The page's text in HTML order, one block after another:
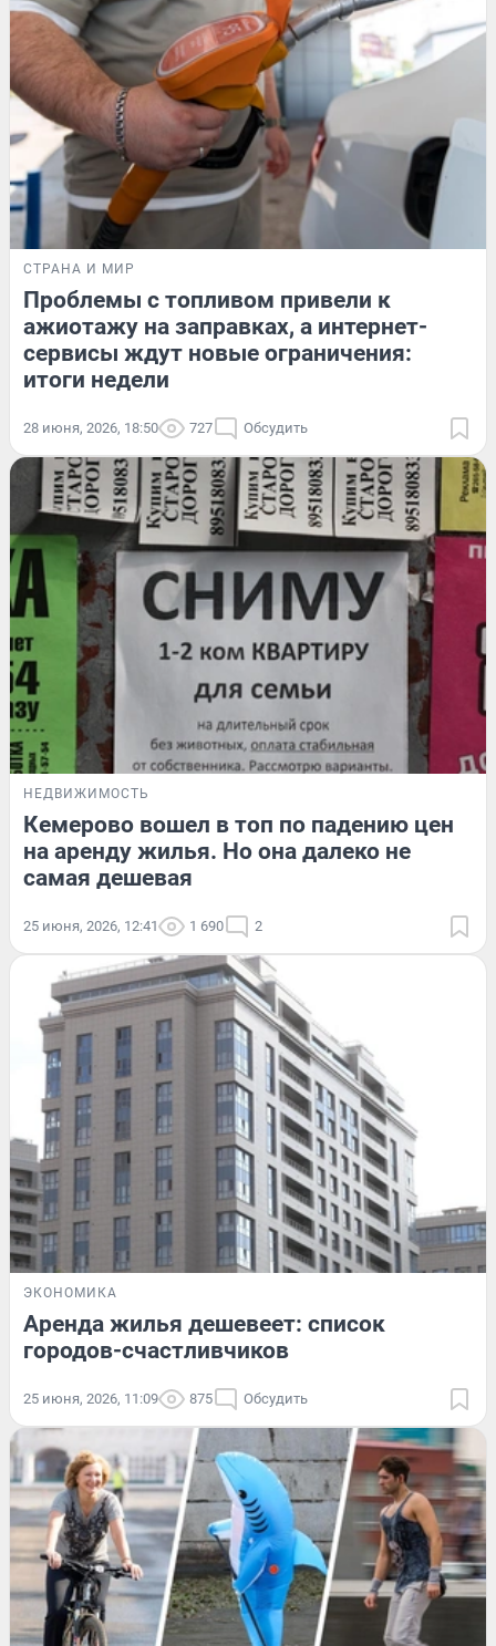
СТРАНА И МИР
Проблемы с топливом привели к
ажиотажу на заправках, а интернет-
сервисы ждут новые ограничения:
итоги недели
28 июня, 2026, 18:50 727 Обсудить
НЕДВИЖИМОСТЬ
Кемерово вошел в топ по падению цен
на аренду жилья. Но она далеко не
самая дешевая
25 июня, 2026, 12:41 1 690 2
ЭКОНОМИКА
Аренда жилья дешевеет: список
городов-счастливчиков
25 июня, 2026, 11:09 875 Обсудить